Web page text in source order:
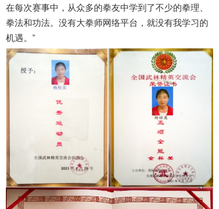
在每次赛事中，从众多的拳友中学到了不少的拳理、
拳法和功法。没有大拳师网络平台，就没有我学习的
机遇。”